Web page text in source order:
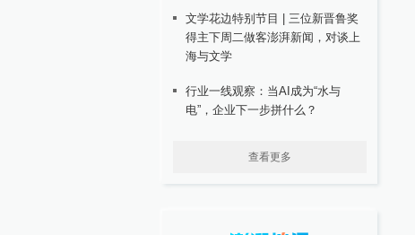
文学花边特别节目 | 三位新晋鲁奖
得主下周二做客澎湃新闻，对谈上
海与文学
行业一线观察：当AI成为“水与
电”，企业下一步拼什么？
查看更多